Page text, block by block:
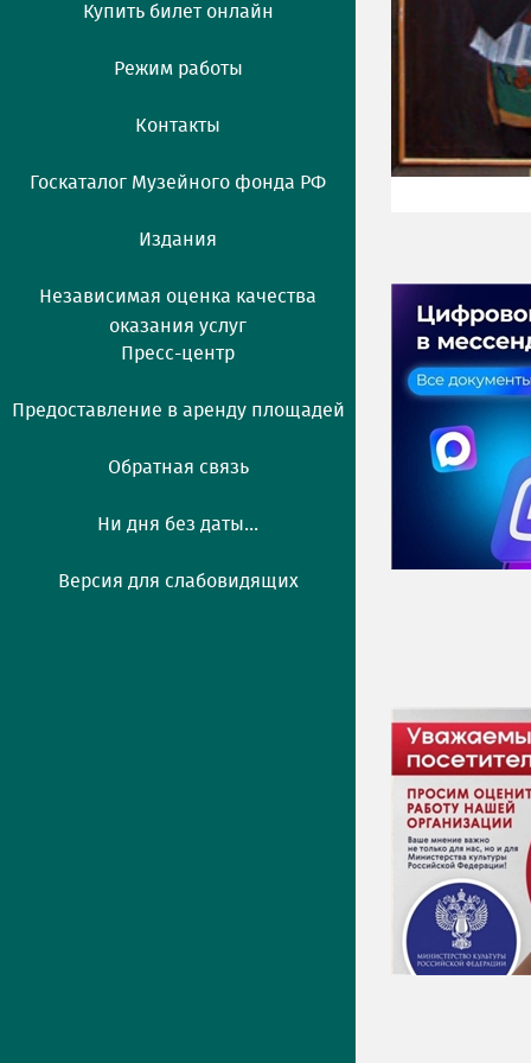
Купить билет онлайн
Режим работы
Контакты
Госкаталог Музейного фонда РФ
Издания
Независимая оценка качества
оказания услуг
Пресс-центр
Предоставление в аренду площадей
Обратная связь
Ни дня без даты...
Версия для слабовидящих